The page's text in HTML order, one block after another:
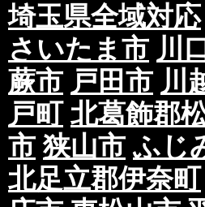
埼玉県全域対応
さいたま市 川
蕨市 戸田市 川
戸町 北葛飾郡
市 狭山市 ふじ
北足立郡伊奈町